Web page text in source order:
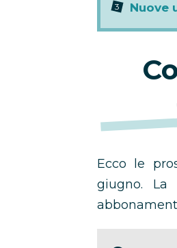
Nuove
Ecco le
giugno.